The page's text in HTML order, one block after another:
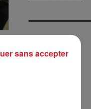
sans accepter